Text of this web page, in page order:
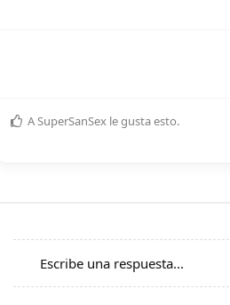
ASuperSanSex le gusta esto.
Escribe una respuesta...